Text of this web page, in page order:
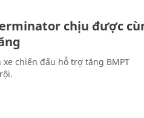
chịu được
chiến đấu hỗ trợ tăng BMPT